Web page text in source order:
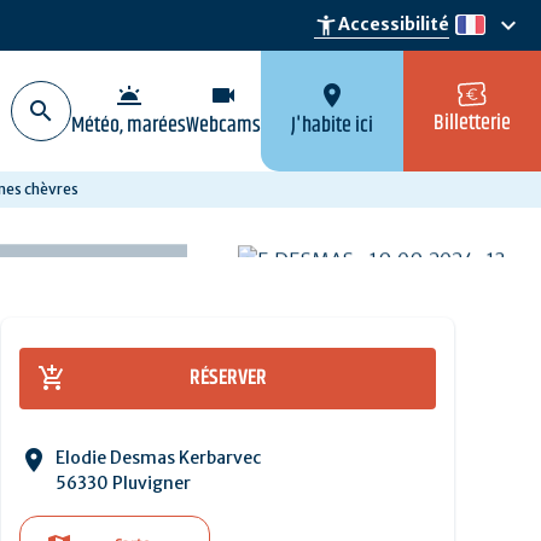
accessibility_newAccessibilité fr
keyboard_arrow_down
wb_twilight
Météo, marées
videocam
Webcams
location_on
J'habite ici Billetterie
chèvres
RÉSERVER
Elodie Desmas Kerbarvec
56330 Pluvigner